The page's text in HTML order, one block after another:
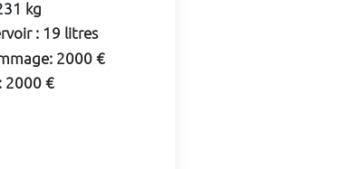
kg
: 19 litres
: 2000 €
2000 €